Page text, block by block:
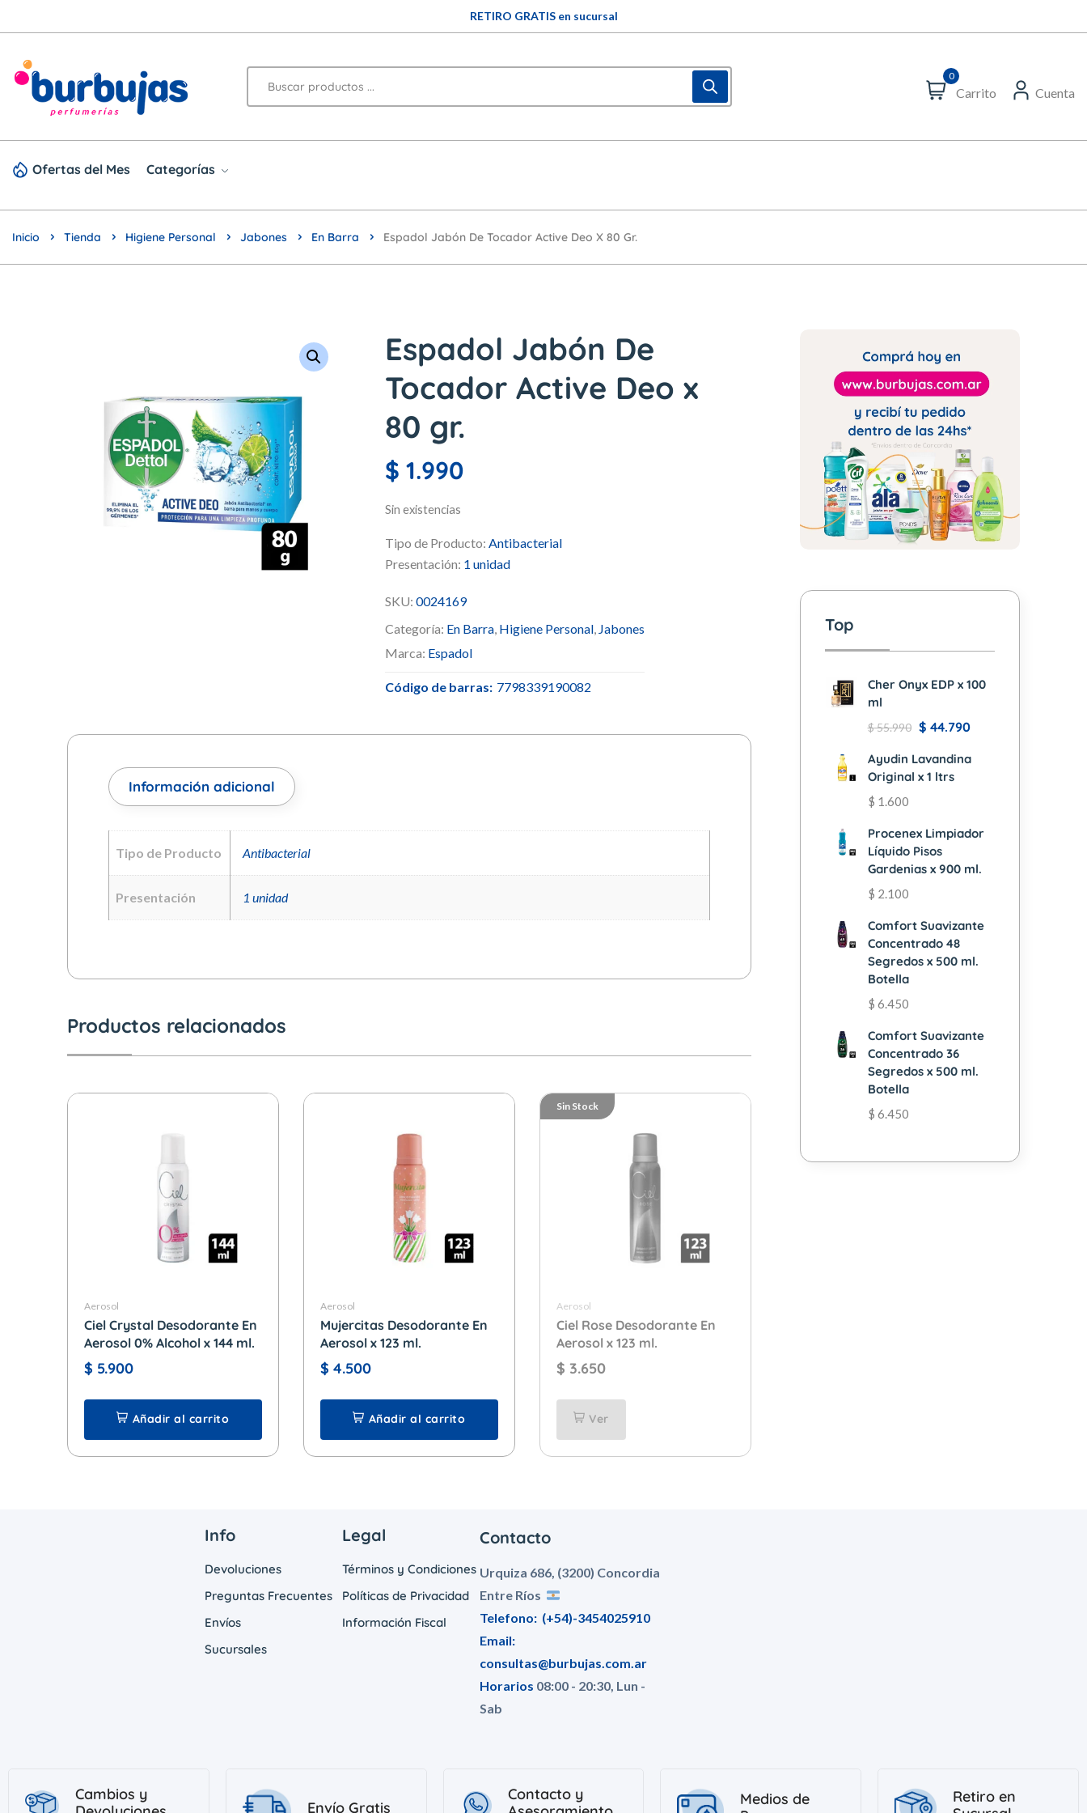
3 y 6 CUOTAS SIN INTERÉS (en compras mayores a $60.000)
0
Carrito Cuenta
Ofertas del Mes Categorías
Inicio Tienda Higiene Personal Jabones En Barra Espadol Jabón De Tocador Active Deo X 80 Gr.
Espadol Jabón De
Tocador Active Deo x
80 gr.
$ 1.990
Sin existencias
Tipo de Producto: Antibacterial
Presentación: 1 unidad
SKU: 0024169
Categoría: En Barra, Higiene Personal, Jabones
Marca: Espadol
Código de barras: 7798339190082
Información adicional
Tipo de Producto Antibacterial
Presentación 1 unidad
Productos relacionados
Aerosol
Ciel Crystal Desodorante En
Aerosol 0% Alcohol x 144 ml.
$ 5.900
Añadir al carrito
Aerosol
Mujercitas Desodorante En
Aerosol x 123 ml.
$ 4.500
Añadir al carrito
Sin Stock
Aerosol
Ciel Rose Desodorante En
Aerosol x 123 ml.
$ 3.650
Ver
Top
Cher Onyx EDP x 100
ml
$55.990 $ 44.790
Ayudin Lavandina
Original x 1 ltrs
$ 1.600
Procenex Limpiador
Líquido Pisos
Gardenias x 900 ml.
$ 2.100
Comfort Suavizante
Concentrado 48
Segredos x 500 ml.
Botella
$ 6.450
Comfort Suavizante
Concentrado 36
Segredos x 500 ml.
Botella
$ 6.450
Info
Devoluciones
Preguntas Frecuentes
Envíos
Sucursales
Legal
Términos y Condiciones
Políticas de Privacidad
Información Fiscal
Contacto
Urquiza 686, (3200) Concordia
Entre Ríos
Telefono: (+54)-3454025910
Email:
consultas@burbujas.com.ar
Horarios 08:00 - 20:30, Lun -
Sab
Cambios y
Envío Gratis
Contacto y
Medios de
Retiro en